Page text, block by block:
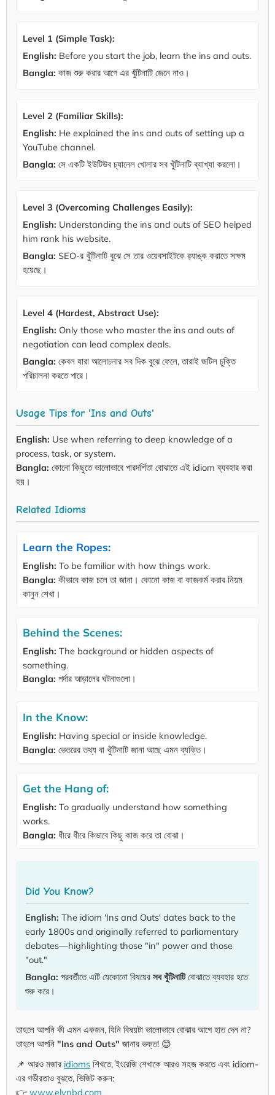
Level 1 (Simple Task):
English: Before you start the job, learn the ins and outs.
Bangla: কাজ শুরু করার আগে এর খুঁটিনাটি জেনে নাও।
Level 2 (Familiar Skills):
English: He explained the ins and outs of setting up a
YouTube channel.
Bangla: সে একটি ইউটিউব চ্যানেল খোলার সব খুঁটিনাটি ব্যাখ্যা করলো।
Level 3 (Overcoming Challenges Easily):
English: Understanding the ins and outs of SEO helped
him rank his website.
Bangla: SEO-র খুঁটিনাটি বুঝে সে তার ওয়েবসাইটকে র‍্যাঙ্ক করাতে সক্ষম
হয়েছে।
Level 4 (Hardest, Abstract Use):
English: Only those who master the ins and outs of
negotiation can lead complex deals.
Bangla: কেবল যারা আলোচনার সব দিক বুঝে ফেলে, তারাই জটিল চুক্তি
পরিচালনা করতে পারে।
Usage Tips for 'Ins and Outs'
English: Use when referring to deep knowledge of a
process, task, or system.
Bangla: কোনো কিছুতে ভালোভাবে পারদর্শিতা বোঝাতে এই idiom ব্যবহার করা
হয়।
Related Idioms
Learn the Ropes:
English: To be familiar with how things work.
Bangla: কীভাবে কাজ চলে তা জানা। কোনো কাজ বা কাজকর্ম করার নিয়ম
কানুন শেখা।
Behind the Scenes:
English: The background or hidden aspects of
something.
Bangla: পর্দার আড়ালের ঘটনাগুলো।
In the Know:
English: Having special or inside knowledge.
Bangla: ভেতরের তথ্য বা খুঁটিনাটি জানা আছে এমন ব্যক্তি।
Get the Hang of:
English: To gradually understand how something
works.
Bangla: ধীরে ধীরে কিভাবে কিছু কাজ করে তা বোঝা।
Did You Know?
English: The idiom 'Ins and Outs' dates back to the
early 1800s and originally referred to parliamentary
debates—highlighting those "in" power and those
"out."
Bangla: পরবর্তীতে এটি যেকোনো বিষয়ের সব খুঁটিনাটিবোঝাতে ব্যবহার হতে
শুরু করে।
তাহলে আপনি কী এমন একজন, যিনি বিষয়টা ভালোভাবে বোঝার আগে হাত দেন না?
তাহলে আপনি "Ins and Outs" জানার ভক্ত! 😊
📌 আরও মজার idioms শিখতে, ইংরেজি শেখাকে আরও সহজ করতে এবং idiom-
এর গভীরতাও বুঝতে, ভিজিট করুন:
👉 www.elynbd.com